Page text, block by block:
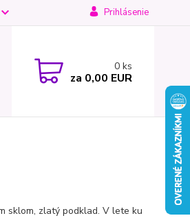
Prihlásenie
0 ks
za 0,00 EUR
sklom, zlatý podklad. V lete ku